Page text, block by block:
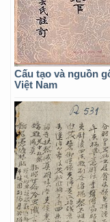
Cấu tạo và nguồn
Việt Nam